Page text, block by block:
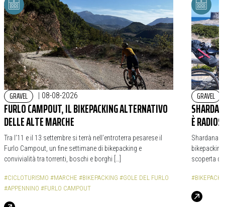
GRAVEL | 08-08-2026
FURLO CAMPOUT, IL BIKEPACKING ALTERNATIVO
DELLE ALTE MARCHE
Tra l’11 e il 13 settembre si terrà nell’entroterra pesarese il
Furlo Campout, un fine settimane di bikepacking e
convivialità tra torrenti, boschi e borghi […]
#CICLOTURISMO #MARCHE #BIKEPACKING #GOLE DEL FURLO
#APPENNINO #FURLO CAMPOUT
GRAVEL
È
Shardana
scoperta